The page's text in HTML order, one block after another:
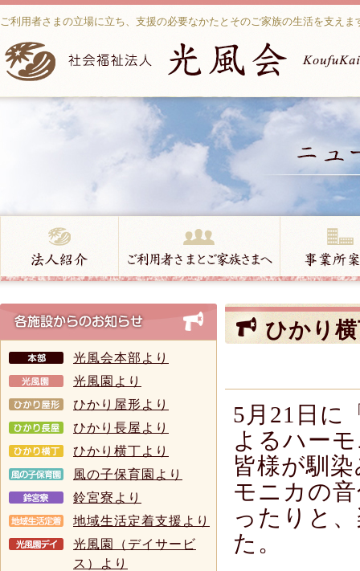
ご利用者さまの立場に立ち、支援の必要なかたとそのご家族の生活を支えま
光風会本部より
光風園より
ひかり屋形より
ひかり長屋より
ひかり横丁より
風の子保育園より
鈴宮寮より
地域生活定着支援より
光風園（デイサービ
ス）より
ひかり
5月21日に
よるハー
皆様が馴
モニカの
ったりと
た。